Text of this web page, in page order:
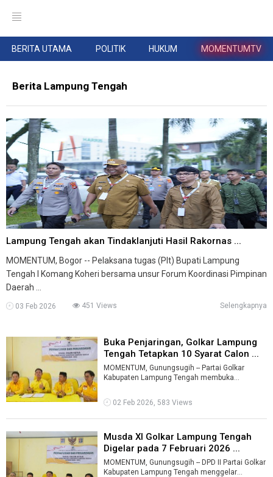
BERITA UTAMA POLITIK HUKUM MOMENTUMTV
Berita Lampung Tengah
Lampung Tengah akan Tindaklanjuti Hasil Rakornas ...
MOMENTUM, Bogor -- Pelaksana tugas (Plt) Bupati Lampung
Tengah I Komang Koheri bersama unsur Forum Koordinasi Pimpinan
Daerah ...
03 Feb 2026 451 Views Selengkapnya
Buka Penjaringan, Golkar Lampung
Tengah Tetapkan 10 Syarat Calon ...
MOMENTUM, Gunungsugih -- Partai Golkar
Kabupaten Lampung Tengah membuka
Golkar La ...
02 Feb 2026, 583 Views
Musda XI Golkar Lampung Tengah
Digelar pada 7 Februari 2026 ...
MOMENTUM, Gunungsugih -- DPD II Partai Golkar
Kabupaten Lampung Tengah menggelar